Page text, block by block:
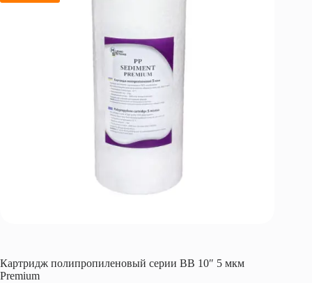
Картридж полипропиленовый серии BB 10″ 5 мкм
Premium